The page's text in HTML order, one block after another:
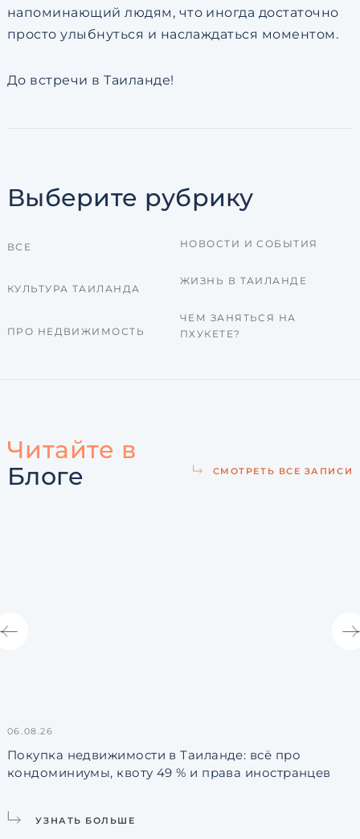
напоминающий людям, что иногда достаточно
просто улыбнуться и наслаждаться моментом.
До встречи в Таиланде!
Выберите рубрику
ВСЕ
КУЛЬТУРА ТАИЛАНДА
ПРО НЕДВИЖИМОСТЬ
НОВОСТИ И СОБЫТИЯ
ЖИЗНЬ В ТАИЛАНДЕ
ЧЕМ ЗАНЯТЬСЯ НА
ПХУКЕТЕ?
Читайте в
Блоге
СМОТРЕТЬ ВСЕ ЗАПИСИ
06.08.26
Покупка недвижимости в Таиланде: всё про
кондоминиумы, квоту 49 % и права иностранцев
УЗНАТЬ БОЛЬШЕ